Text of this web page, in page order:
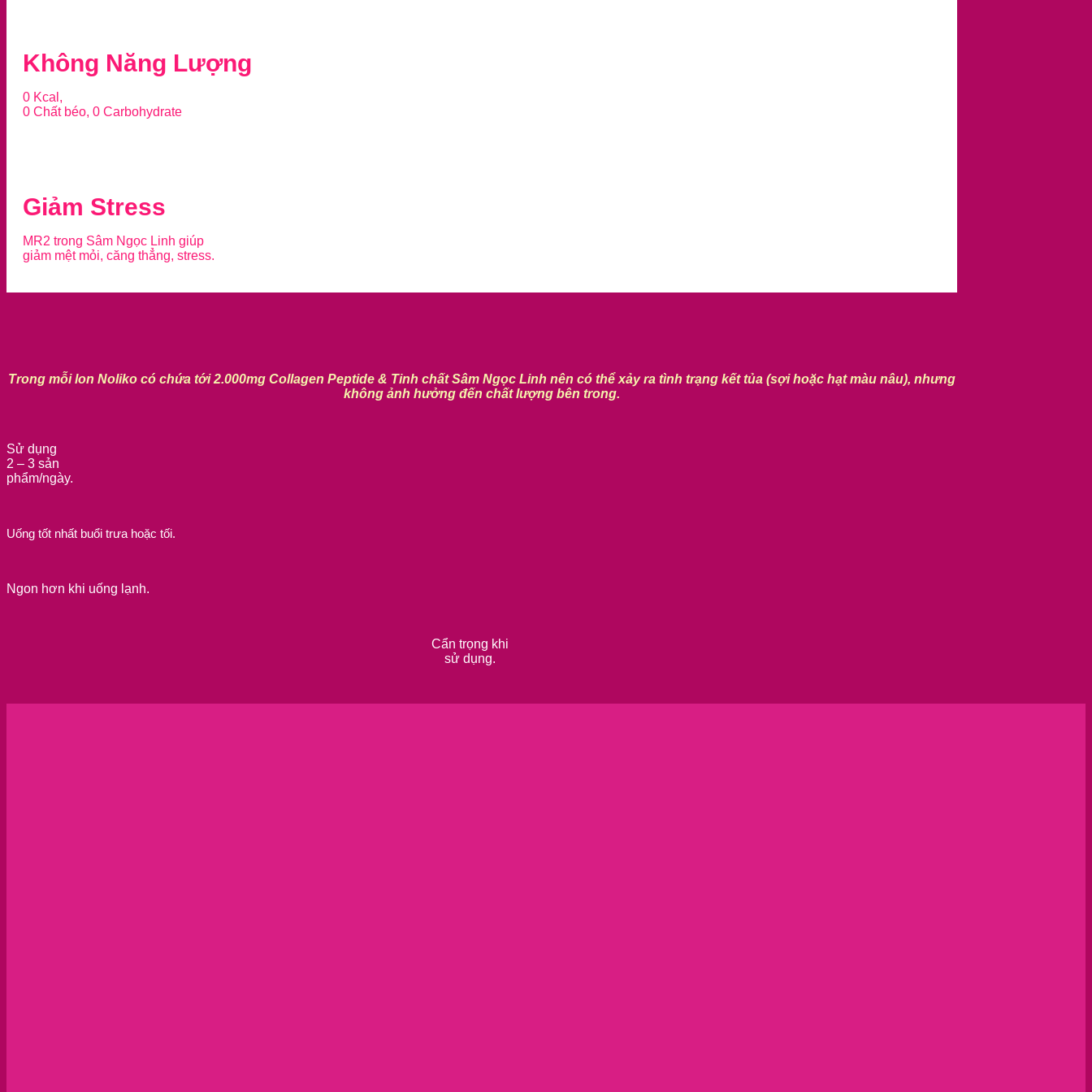
Không Năng Lượng
0 Kcal,
0 Chất béo, 0 Carbohydrate
Giảm Stress
MR2 trong Sâm Ngọc Linh giúp
giảm mệt mỏi, căng thẳng, stress.
Trong mỗi lon Noliko có chứa tới 2.000mg Collagen Peptide & Tinh chất Sâm Ngọc Linh nên có thể xảy ra tình trạng kết tủa (sợi hoặc hạt màu nâu), nhưng
không ảnh hưởng đến chất lượng bên trong.
Sử dụng
2 – 3 sản
phẩm/ngày.
Uống tốt nhất buổi trưa hoặc tối.
Ngon hơn khi uống lạnh.
Cẩn trọng khi
sử dụng.